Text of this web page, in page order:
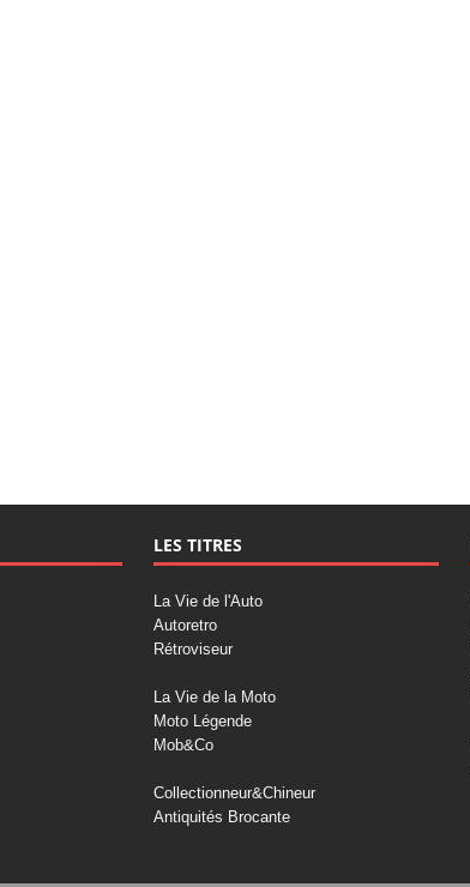
LES TITRES
La Vie de l'Auto
Autoretro
Rétroviseur
La Vie de la Moto
Moto Légende
Mob&Co
Collectionneur&Chineur
Antiquités Brocante